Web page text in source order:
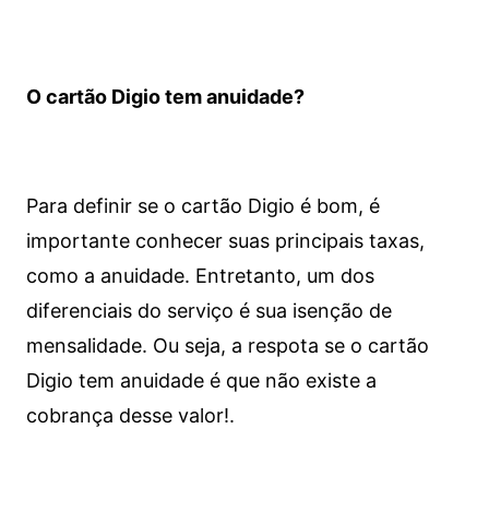
O cartão Digio tem anuidade?
Para definir se o cartão Digio é bom, é
importante conhecer suas principais taxas,
como a anuidade. Entretanto, um dos
diferenciais do serviço é sua isenção de
mensalidade. Ou seja, a respota se o cartão
Digio tem anuidade é que não existe a
cobrança desse valor!.